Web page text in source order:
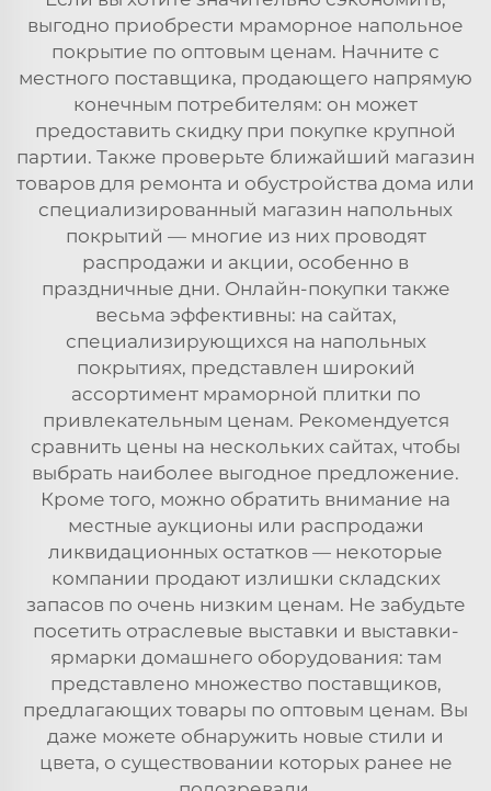
выгодно приобрести мраморное напольное
покрытие по оптовым ценам. Начните с
местного поставщика, продающего напрямую
конечным потребителям: он может
предоставить скидку при покупке крупной
партии. Также проверьте ближайший магазин
товаров для ремонта и обустройства дома или
специализированный магазин напольных
покрытий — многие из них проводят
распродажи и акции, особенно в
праздничные дни. Онлайн-покупки также
весьма эффективны: на сайтах,
специализирующихся на напольных
покрытиях, представлен широкий
ассортимент мраморной плитки по
привлекательным ценам. Рекомендуется
сравнить цены на нескольких сайтах, чтобы
выбрать наиболее выгодное предложение.
Кроме того, можно обратить внимание на
местные аукционы или распродажи
ликвидационных остатков — некоторые
компании продают излишки складских
запасов по очень низким ценам. Не забудьте
посетить отраслевые выставки и выставки-
ярмарки домашнего оборудования: там
представлено множество поставщиков,
предлагающих товары по оптовым ценам. Вы
даже можете обнаружить новые стили и
цвета, о существовании которых ранее не